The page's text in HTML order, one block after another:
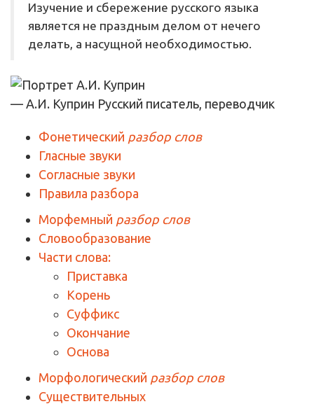
Изучение и сбережение русского языка
является не праздным делом от нечего
делать, а насущной необходимостью.
— А.И. Куприн Русский писатель, переводчик
Фонетический разбор слов
Гласные звуки
Согласные звуки
Правила разбора
Морфемный разбор слов
Словообразование
Части слова:
Приставка
Корень
Суффикс
Окончание
Основа
Морфологический разбор слов
Существительных